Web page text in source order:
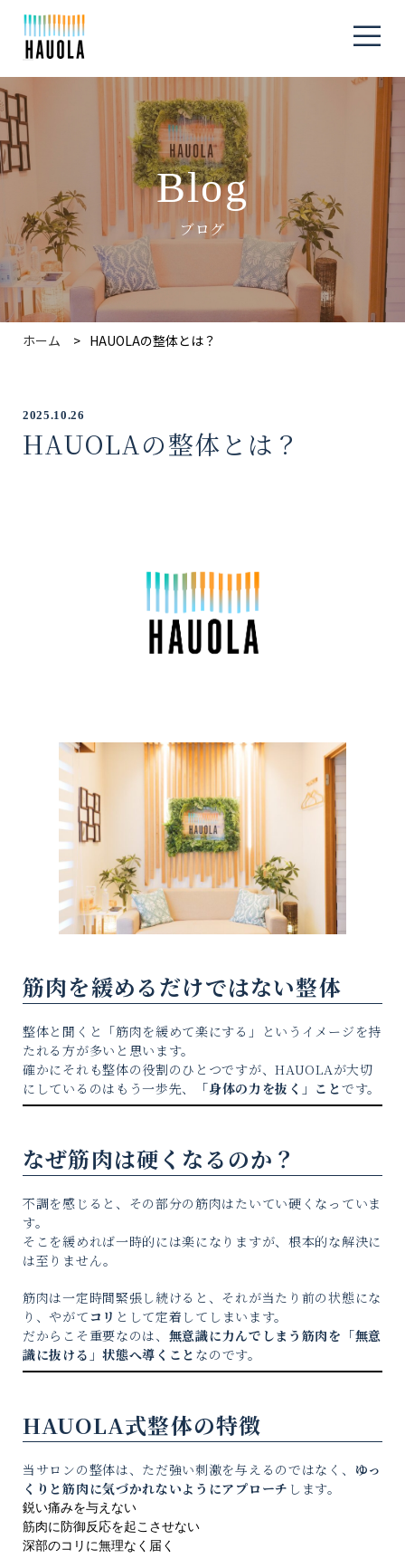
Blog
ブログ
ホーム HAUOLAの整体とは？
2025.10.26
HAUOLAの整体とは？
筋肉を緩めるだけではない整体
整体と聞くと「筋肉を緩めて楽にする」というイメージを持
たれる方が多いと思います。
確かにそれも整体の役割のひとつですが、HAUOLAが大切
にしているのはもう一歩先、
「身体の力を抜く」ことです。
なぜ筋肉は硬くなるのか？
不調を感じると、その部分の筋肉はたいてい硬くなっていま
す。
そこを緩めれば一時的には楽になりますが、根本的な解決に
は至りません。
筋肉は一定時間緊張し続けると、それが当たり前の状態にな
り、やがて コリ として定着してしまいます。
だからこそ重要なのは、 無意識に力んでしまう筋肉を「無意
識に抜ける」状態へ導くこと なのです。
HAUOLA式整体の特徴
当サロンの整体は、ただ強い刺激を与えるのではなく、 ゆっ
くりと筋肉に気づかれないようにアプローチ します。
鋭い痛みを与えない
筋肉に防御反応を起こさせない
深部のコリに無理なく届く